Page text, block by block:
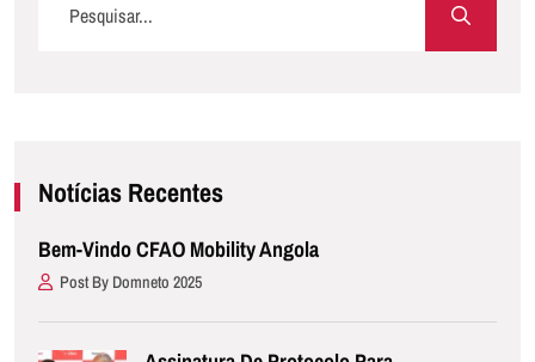
Notícias Recentes
Bem-Vindo CFAO Mobility Angola
Post By Domneto 2025